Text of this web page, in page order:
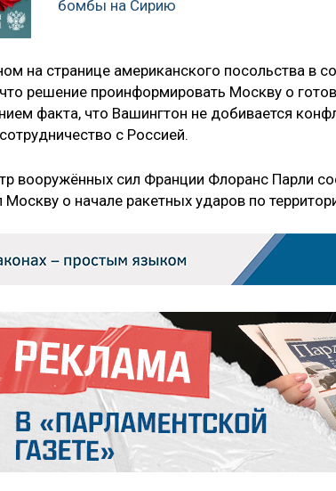
бомбы на Сирию
на странице американского посольства в
решение проинформировать Москву о
факта, что Вашингтон не добивается
с Россией.
вооружённых сил Франции Флоранс Парли
Москву о начале ракетных ударов по